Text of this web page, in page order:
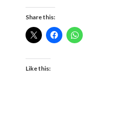
Share this:
Like this: